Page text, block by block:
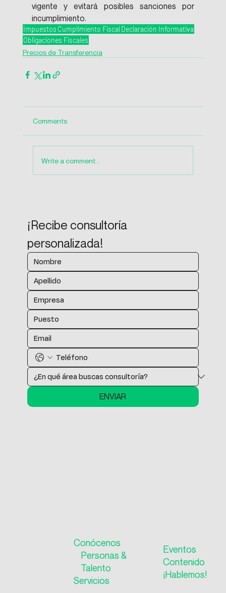
vigente y evitará posibles sanciones por
incumplimiento.
Impuestos Cumplimiento FiscalDeclaración Informativa
Obligaciones Fiscales
Precios de Transferencia
Comments
Write a comment...
¡Recibe consultoría
personalizada!
ENVIAR
Conócenos
Personas &
Talento
Servicios
Eventos
Contenido
¡Hablemos!